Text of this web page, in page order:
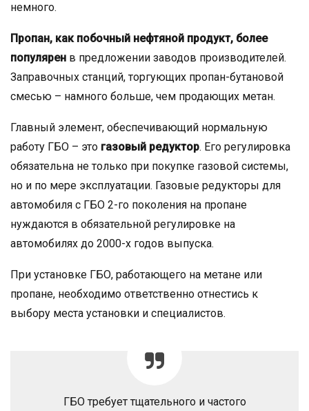
немного.
Пропан, как побочный нефтяной продукт, более
популярен в предложении заводов производителей.
Заправочных станций, торгующих пропан-бутановой
смесью – намного больше, чем продающих метан.
Главный элемент, обеспечивающий нормальную
работу ГБО – это газовый редуктор. Его регулировка
обязательна не только при покупке газовой системы,
но и по мере эксплуатации. Газовые редукторы для
автомобиля с ГБО 2-го поколения на пропане
нуждаются в обязательной регулировке на
автомобилях до 2000-х годов выпуска.
При установке ГБО, работающего на метане или
пропане, необходимо ответственно отнестись к
выбору места установки и специалистов.
ГБО требует тщательного и частого